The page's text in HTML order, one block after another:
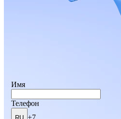
Имя
Телефон